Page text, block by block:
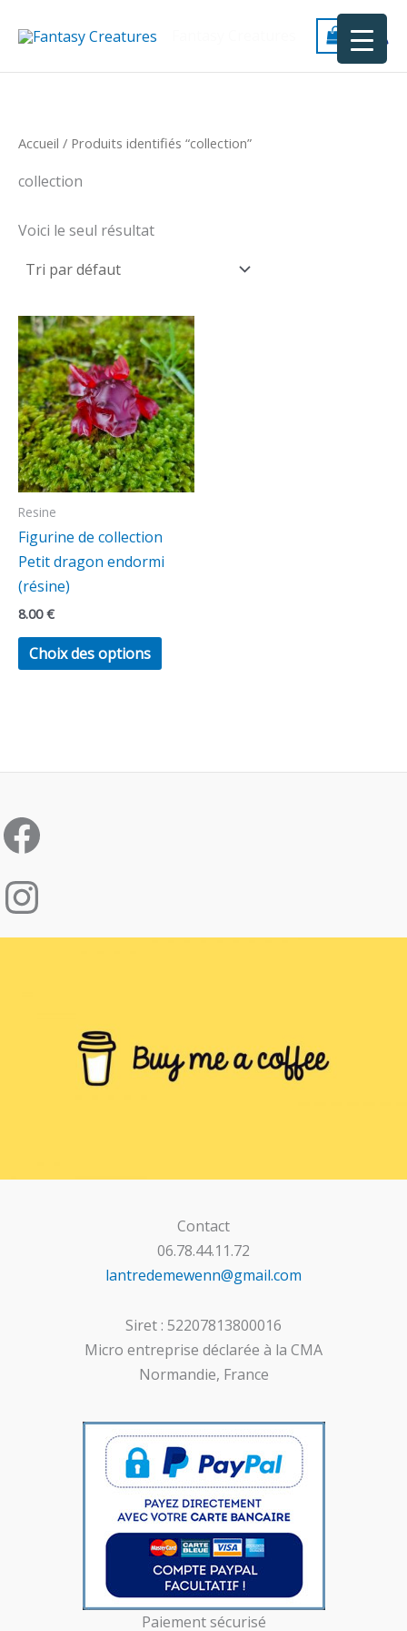
Accueil / Produits identifiés “collection”
collection
Voici le seul résultat
Resine
Figurine de collection
Petit dragon endormi
(résine)
8.00€
Choix des options
Ce
produit
a
plusieurs
variations.
Les
options
peuvent
choisies
sur
produit
Contact
06.78.44.11.72
lantredemewenn@gmail.com
Siret : 52207813800016
Micro entreprise déclarée à la CMA
Normandie, France
Paiement sécurisé